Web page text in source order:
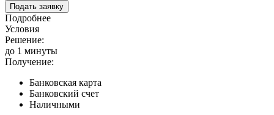
Подать заявку
Подробнее
Условия
Решение:
до 1 минуты
Получение:
Банковская карта
Банковский счет
Наличными